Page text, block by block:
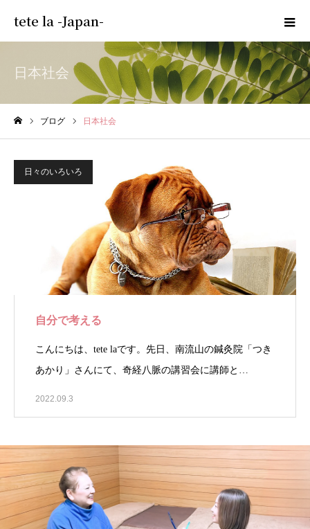
tete la -Japan-
日本社会
ブログ 日本社会
日々のいろいろ
自分で考える
こんにちは、tete laです。先日、南流山の鍼灸院「つき
あかり」さんにて、奇経八脈の講習会に講師と…
2022.09.3